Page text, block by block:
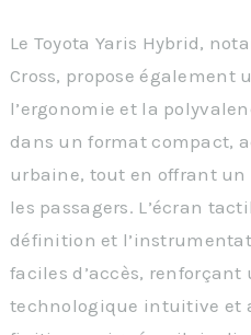
Le Toyota Yaris Hybrid,
Cross, propose également
l’ergonomie et la
dans un format compact,
urbaine, tout en offrant
les passagers. L’écran
définition et
faciles d’accès, renforçant
technologique intuitive et